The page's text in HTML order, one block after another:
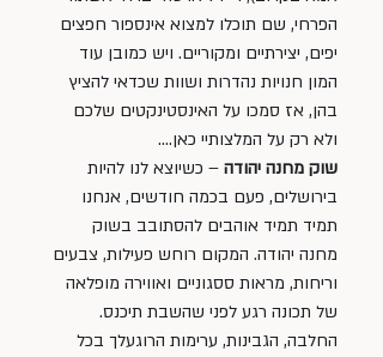
הפרחי, שם תוכלו למצוא אינספור חפצים
יפים, יצירתיים ומקוריים. ויש כמובן עוד
המון חנויות נהדרות ושוות שכדאי להציץ
בהן, אז סמכו על האינסטינקטים שלכם
ולא רק על המלצותיי כאן….
שוק מחנה יהודה – כשיוצא לנו להיות
בירושלים, פעם בכמה חודשים, אנחנו
תמיד תמיד אוהבים להסתובב בשוק
מחנה יהודה. המקום רוחש פעילות, צבעים
וריחות, מראות ססגוניים ואווירה מופלאה
של תכונה רגע לפני שהשבת תיכנס.
החלבה, הגבינות, ערימות הרוגעלך בכל